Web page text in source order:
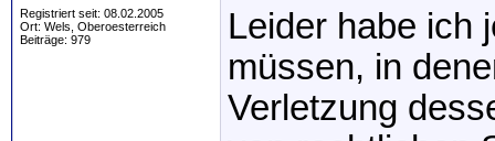
Registriert seit: 08.02.2005
Ort: Wels, Oberoesterreich
Beiträge: 979
Leider habe ich
müssen, in
Verletzung